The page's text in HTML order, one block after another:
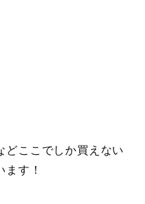
どここでしか買えない
す！